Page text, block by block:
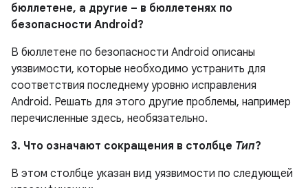
бюллетене, а другие – в бюллетенях по
безопасности Android?
В бюллетене по безопасности Android описаны
уязвимости, которые необходимо устранить для
соответствия последнему уровню исправления
Android. Решать для этого другие проблемы, например
перечисленные здесь, необязательно.
3. Что означают сокращения в столбце Тип?
В этом столбце указан вид уязвимости по следующей